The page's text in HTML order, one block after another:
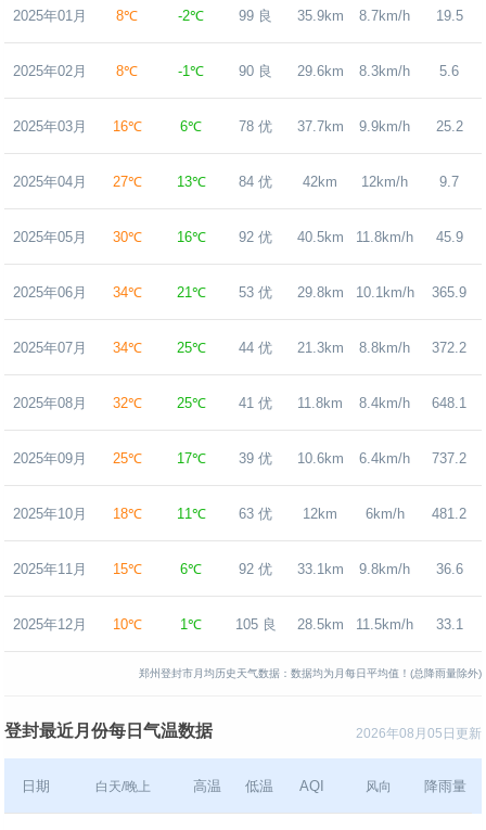
2025年01月 8℃ -2℃ 99 良 35.9km 8.7km/h 19.5
2025年02月 8℃ -1℃ 90 良 29.6km 8.3km/h 5.6
2025年03月 16℃ 6℃ 78 优 37.7km 9.9km/h 25.2
2025年04月 27℃ 13℃ 84 优 42km 12km/h 9.7
2025年05月 30℃ 16℃ 92 优 40.5km 11.8km/h 45.9
2025年06月 34℃ 21℃ 53 优 29.8km 10.1km/h 365.9
2025年07月 34℃ 25℃ 44 优 21.3km 8.8km/h 372.2
2025年08月 32℃ 25℃ 41 优 11.8km 8.4km/h 648.1
2025年09月 25℃ 17℃ 39 优 10.6km 6.4km/h 737.2
2025年10月 18℃ 11℃ 63 优 12km 6km/h 481.2
2025年11月 15℃ 6℃ 92 优 33.1km 9.8km/h 36.6
2025年12月 10℃ 1℃ 105 良 28.5km 11.5km/h 33.1
郑州登封市月均历史天气数据：数据均为月每日平均值！(总降雨量除外)
2026年08月05日更新
登封最近月份每日气温数据
日期 白天/晚上 高温 低温 AQI 风向 降雨量